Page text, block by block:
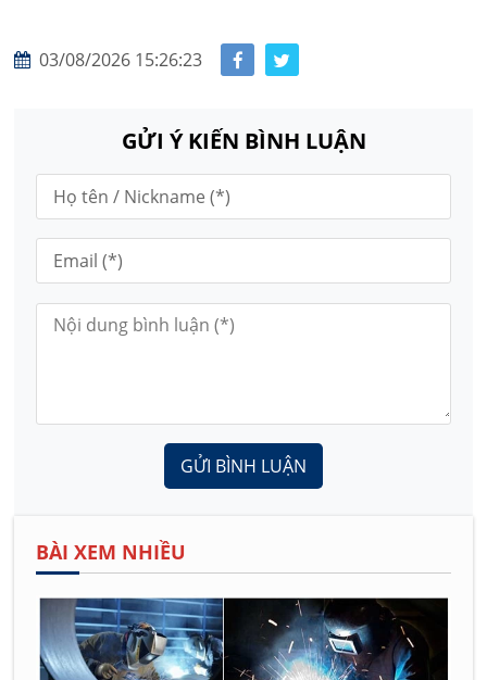
03/08/2026 15:26:23
GỬI Ý KIẾN BÌNH LUẬN
GỬI BÌNH LUẬN
BÀI XEM NHIỀU